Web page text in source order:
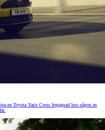
en Toyota Yaris Cross begagnad hos någon av